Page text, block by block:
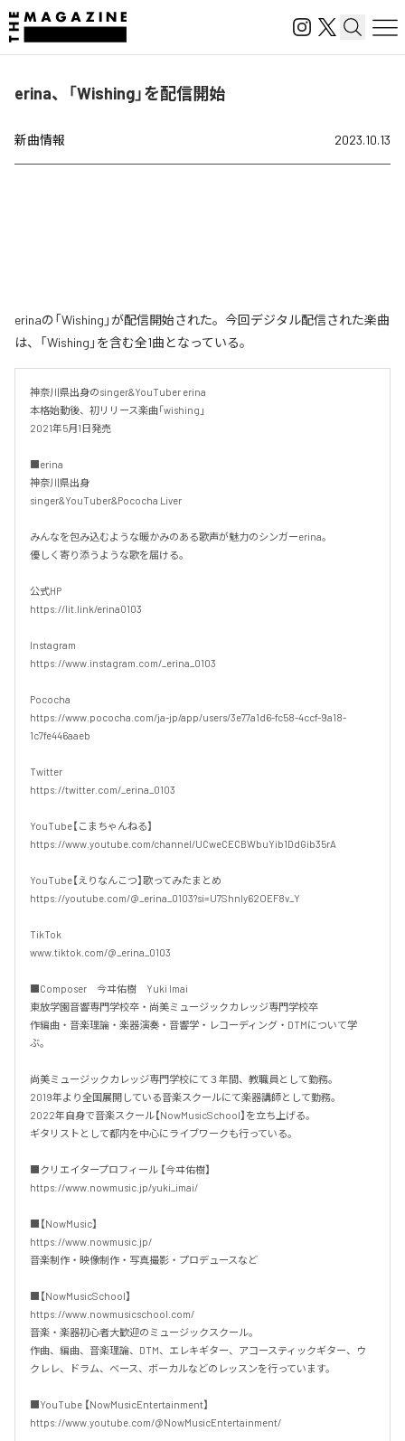
erina、「Wishing」を配信開始
新曲情報 2023.10.13
erinaの「Wishing」が配信開始された。今回デジタル配信された楽曲
は、「Wishing」を含む全1曲となっている。
神奈川県出身のsinger&YouTuber erina
本格始動後、初リリース楽曲「wishing」
2021年5月1日発売
■erina
神奈川県出身
singer&YouTuber&Pococha Liver
みんなを包み込むような暖かみのある歌声が魅力のシンガーerina。
優しく寄り添うような歌を届ける。
公式HP
https://lit.link/erina0103
Instagram
https://www.instagram.com/_erina_0103
Pococha
https://www.pococha.com/ja-jp/app/users/3e77a1d6-fc58-4ccf-9a18-
1c7fe446aaeb
Twitter
https://twitter.com/_erina_0103
YouTube【こまちゃんねる】
https://www.youtube.com/channel/UCweCECBWbuYib1DdGib35rA
YouTube【えりなんこつ】歌ってみたまとめ
https://youtube.com/@_erina_0103?si=U7ShnIy62OEF8v_Y
TikTok
www.tiktok.com/@_erina_0103
■Composer　今ヰ佑樹　Yuki Imai
東放学園音響専門学校卒・尚美ミュージックカレッジ専門学校卒
作編曲・音楽理論・楽器演奏・音響学・レコーディング・DTMについて学
ぶ。
尚美ミュージックカレッジ専門学校にて３年間、教職員として勤務。
2019年より全国展開している音楽スクールにて楽器講師として勤務。
2022年自身で音楽スクール【NowMusicSchool】を立ち上げる。
ギタリストとして都内を中心にライブワークも行っている。
■クリエイタープロフィール 【今ヰ佑樹】
https://www.nowmusic.jp/yuki_imai/
■【NowMusic】
https://www.nowmusic.jp/
音楽制作・映像制作・写真撮影・プロデュースなど
■【NowMusicSchool】
https://www.nowmusicschool.com/
音楽・楽器初心者大歓迎のミュージックスクール。
作曲、編曲、音楽理論、DTM、エレキギター、アコースティックギター、ウ
クレレ、ドラム、ベース、ボーカルなどのレッスンを行っています。
■YouTube 【NowMusicEntertainment】
https://www.youtube.com/@NowMusicEntertainment/